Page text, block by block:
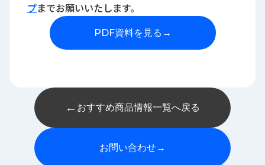
プまでお願いいたします。
PDF資料を見る →
← おすすめ商品情報一覧へ戻る
お問い合わせ→